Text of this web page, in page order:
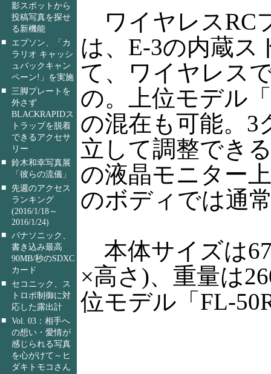
影スポットから
投稿写真を探せ
る新機能
■
エプソン、「カ
ラリオ キャッシ
ュバックキャン
ペーン!」を実施
■ 三脚プレートを
外さず
BLACKRAPIDス
トラップを脱着
できるアクセサ
リー
■ 鈴木和幸写真展
「彼らの流儀」
■ 先週のアクセス
ランキング
(2016/1/18～
2016/1/24)
■ パナソニック、
書き込み最高
90MB/秒のSDXC
カード
■
セコニック、ス
トロボ制御に対
応した露出計
■ Vol. 03：相手へ
の想い・愛情が
感じられる写真
を心がけて～ヒ
ダキトモコさん
ワイヤレスRC
は、E-3の内蔵ス
て、ワイヤレス
の。上位モデル
の混在も可能。3
立して調整でき
の液晶モニター
のボディでは通
本体サイズは
×高さ)、重量は
位モデル「FL-